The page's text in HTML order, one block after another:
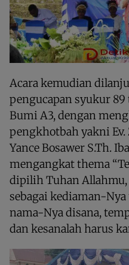
Acara kemudian
pengucapan syukur
Bumi A3, dengan
pengkhotbah yakni Ev.
Yance Bosawer S.Th.
mengangkat thema
dipilih Tuhan Allahmu,
sebagai kediaman-
nama-Nya disana,
dan kesanalah harus